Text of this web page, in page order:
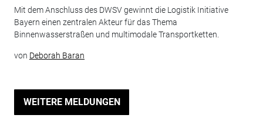
Mit dem Anschluss des DWSV gewinnt die Logistik Initiative
Bayern einen zentralen Akteur für das Thema
Binnenwasserstraßen und multimodale Transportketten.
von Deborah Baran
WEITERE MELDUNGEN